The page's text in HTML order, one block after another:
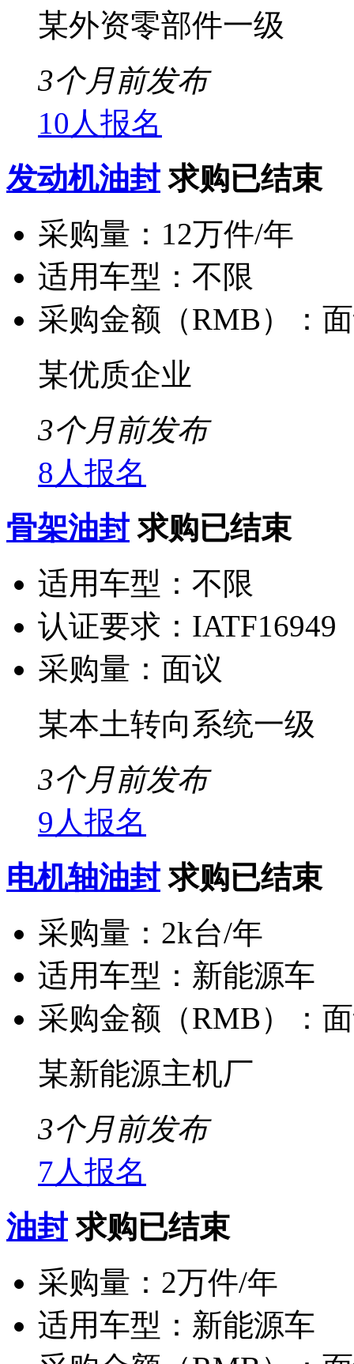
某外资零部件一级
3个月前发布
10人报名
发动机油封 求购已结束
采购量： 12万件/年
适用车型： 不限
采购金额（RMB）：
某优质企业
3个月前发布
8人报名
骨架油封 求购已结束
适用车型： 不限
认证要求： IATF16949
采购量： 面议
某本土转向系统一级
3个月前发布
9人报名
电机轴油封 求购已结束
采购量： 2k台/年
适用车型： 新能源车
采购金额（RMB）：
某新能源主机厂
3个月前发布
7人报名
油封 求购已结束
采购量： 2万件/年
适用车型： 新能源车